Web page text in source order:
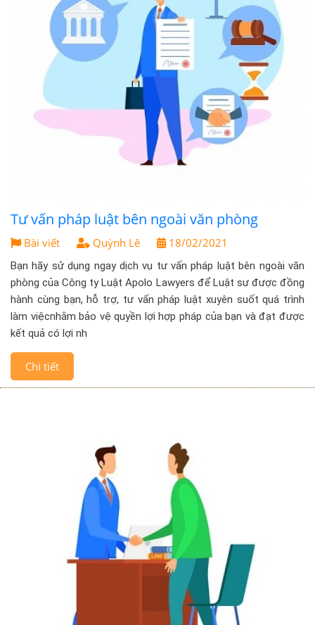
Tư vấn pháp luật bên ngoài văn phòng
Bài viết Quỳnh Lê 18/02/2021
Bạn hãy sử dụng ngay dịch vụ tư vấn pháp luật bên ngoài văn
phòng của Công ty Luật Apolo Lawyers để Luật sư được đồng
hành cùng bạn, hỗ trợ, tư vấn pháp luật xuyên suốt quá trình
làm việcnhằm bảo vệ quyền lợi hợp pháp của bạn và đạt được
kết quả có lợi nh
Chi tiết